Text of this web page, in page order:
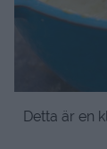
Detta är en